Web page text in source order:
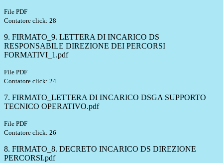
File PDF
Contatore click: 28
9. FIRMATO_9. LETTERA DI INCARICO DS
RESPONSABILE DIREZIONE DEI PERCORSI
FORMATIVI_1.pdf
File PDF
Contatore click: 24
7. FIRMATO_LETTERA DI INCARICO DSGA SUPPORTO
TECNICO OPERATIVO.pdf
File PDF
Contatore click: 26
8. FIRMATO_8. DECRETO INCARICO DS DIREZIONE
PERCORSI.pdf